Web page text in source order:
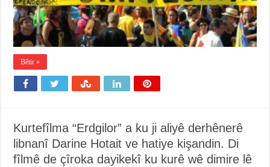
Bêtir »
Kurtefîlma “Erdgilor” a ku ji aliyê derhênerê
libnanî Darine Hotait ve hatiye kişandin. Di
fîlmê de çîroka dayikekî ku kurê wê dimire lê